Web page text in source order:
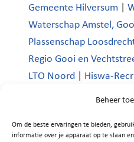
Beheer
Om de beste ervaringen te bieden,
informatie over je apparaat op te slaan
Gemeente Hilversum
Waterschap Amstel,
Plassenschap
Regio Gooi en
LTO Noord
Hiswa-
Platform Recreatie en